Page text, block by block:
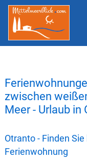
zwischen
Meer - Urlaub in
Otranto - Finden
Ferienwohnung